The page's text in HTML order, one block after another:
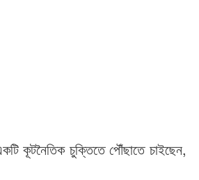
কূটনৈতিক চুক্তিতে পৌঁছাতে চাইছেন,